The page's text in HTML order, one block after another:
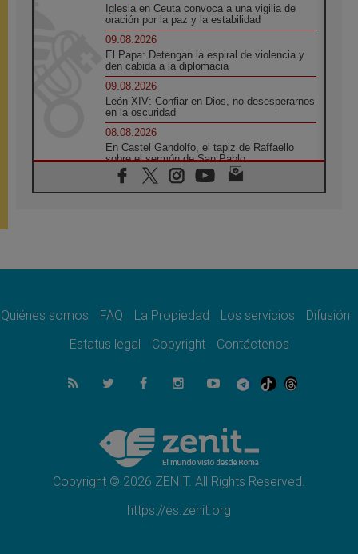
Iglesia en Ceuta convoca a una vigilia de
oración por la paz y la estabilidad
09.08.2026
El Papa: Detengan la espiral de violencia y
den cabida a la diplomacia
09.08.2026
León XIV: Confiar en Dios, no desesperarnos
en la oscuridad
08.08.2026
En Castel Gandolfo, el tapiz de Raffaello
sobre el sermón de San Pablo
08.08.2026
En Colombia, «la paz no se compra con una
08.08.2026
08.08.2026
del Buen Consejo de Genazzano
Filipinas: el Vicariato Apostólico de Calapán
se convierte en diócesis
Honduras: Los desplazados invisibles de una
crisis olvidada
Quiénes somos FAQ La Propiedad Los servicios
Difusión
Estatus legal
Copyright Contáctenos
Copyright © 2026 ZENIT. All Rights Reserved.
https://es.zenit.org